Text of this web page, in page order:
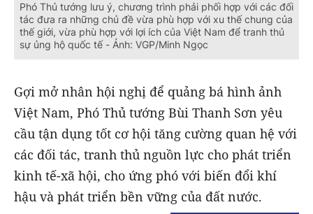
Phó Thủ tướng lưu ý, chương trình phải phối hợp với các đối
tác đưa ra những chủ đề vừa phù hợp với xu thế chung của
thế giới, vừa phù hợp với lợi ích của Việt Nam để tranh thủ
sự ủng hộ quốc tế - Ảnh: VGP/Minh Ngọc
Gợi mở nhân hội nghị để quảng bá hình ảnh
Việt Nam, Phó Thủ tướng Bùi Thanh Sơn yêu
cầu tận dụng tốt cơ hội tăng cường quan hệ với
các đối tác, tranh thủ nguồn lực cho phát triển
kinh tế-xã hội, cho ứng phó với biến đổi khí
hậu và phát triển bền vững của đất nước.